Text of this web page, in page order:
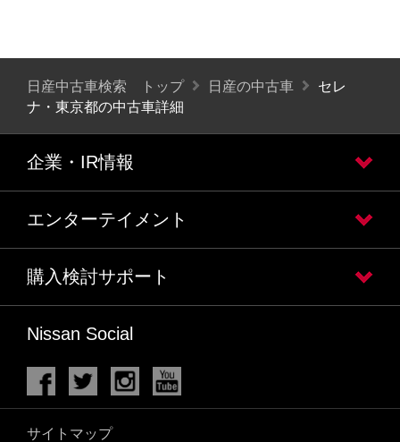
日産中古車検索 トップ 日産の中古車
セレ
ナ・東京都の中古車詳細
企業・IR情報
エンターテイメント
購入検討サポート
Nissan Social
サイトマップ